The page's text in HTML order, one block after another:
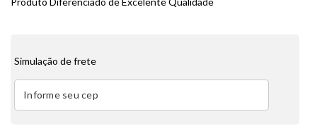
Simulação de frete